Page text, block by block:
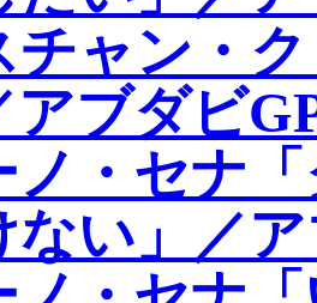
チャン・
アブダビ
ノ・セナ
ない」／